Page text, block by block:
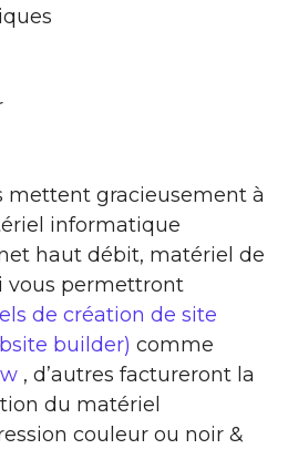
mettent gracieusement à
informatique
haut débit, matériel de
vous permettront
de création de site
builder) comme
, d’autres factureront la
du matériel
couleur ou noir &